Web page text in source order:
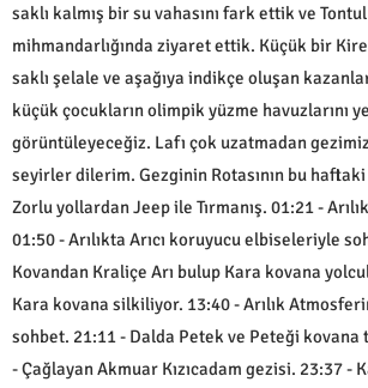
saklı kalmış bir su vahasını fark ettik ve
mihmandarlığında ziyaret ettik. Küçük bir
saklı şelale ve aşağıya indikçe oluşan
küçük çocukların olimpik yüzme havuzlarını
görüntüleyeceğiz. Lafı çok uzatmadan
seyirler dilerim. Gezginin Rotasının bu
Zorlu yollardan Jeep ile Tırmanış. 01:21 -
01:50 - Arılıkta Arıcı koruyucu elbiseleriyle
Kovandan Kraliçe Arı bulup Kara kovana
Kara kovana silkiliyor. 13:40 - Arılık
sohbet. 21:11 - Dalda Petek ve Peteği kovana
- Çağlayan Akmuar Kızıcadam gezisi. 23:37 -